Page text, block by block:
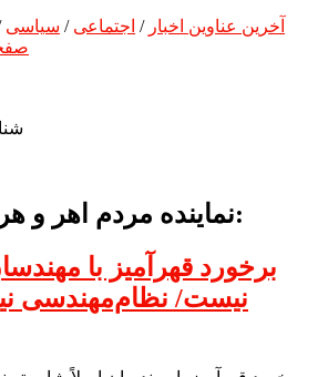
آخرین عناوین اخبار / اجتماعی / سیاسی
نماینده مردم اهر و هریس در مجلس:
برخورد قهرآمیز با
نیست/ نظام‌مهندسی